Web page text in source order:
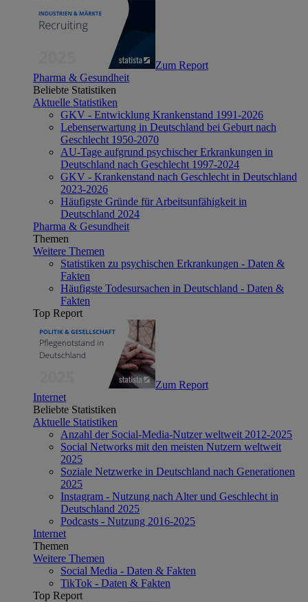
Zum Report
Pharma & Gesundheit
Beliebte Statistiken
Aktuelle Statistiken
GKV - Entwicklung Krankenstand 1991-2026
Lebenserwartung in Deutschland bei Geburt nach
Geschlecht 1950-2070
AU-Tage aufgrund psychischer Erkrankungen in
Deutschland nach Geschlecht 1997-2024
GKV - Krankenstand nach Geschlecht in Deutschland
2023-2026
Häufigste Gründe für Arbeitsunfähigkeit in
Deutschland 2024
Pharma & Gesundheit
Themen
Weitere Themen
Statistiken zu psychischen Erkrankungen - Daten &
Fakten
Häufigste Todesursachen in Deutschland - Daten &
Fakten
Top Report
Zum Report
Internet
Beliebte Statistiken
Aktuelle Statistiken
Anzahl der Social-Media-Nutzer weltweit 2012-2025
Social Networks mit den meisten Nutzern weltweit
2025
Soziale Netzwerke in Deutschland nach Generationen
2025
Instagram - Nutzung nach Alter und Geschlecht in
Deutschland 2025
Podcasts - Nutzung 2016-2025
Internet
Themen
Weitere Themen
Social Media - Daten & Fakten
TikTok - Daten & Fakten
Top Report